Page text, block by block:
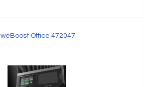
weBoost Office 472047